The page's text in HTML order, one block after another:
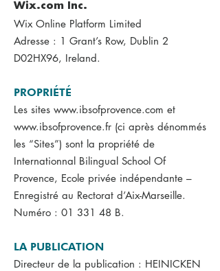
Wix.com Inc.
Wix Online Platform Limited
Adresse : 1 Grant’s Row, Dublin 2
D02HX96, Ireland.
PROPRIÉTÉ
Les sites www.ibsofprovence.com et
www.ibsofprovence.fr (ci après dénommés
les “Sites”) sont la propriété de
Internationnal Bilingual School Of
Provence, Ecole privée indépendante –
Enregistré au Rectorat d’Aix-Marseille.
Numéro : 01 331 48 B.
LA PUBLICATION
Directeur de la publication : HEINICKEN